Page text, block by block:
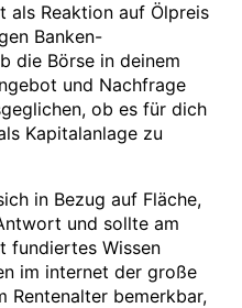
als Reaktion auf Ölpreis
Banken-
die Börse in deinem
und Nachfrage
ob es für dich
Kapitalanlage zu
in Bezug auf Fläche,
und sollte am
fundiertes Wissen
im internet der große
Rentenalter bemerkbar,